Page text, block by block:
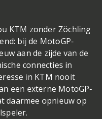
KTM zonder Zöchling
bij de MotoGP-
aan de zijde van de
connecties in
in KTM nooit
een externe MotoGP-
daarmee opnieuw op